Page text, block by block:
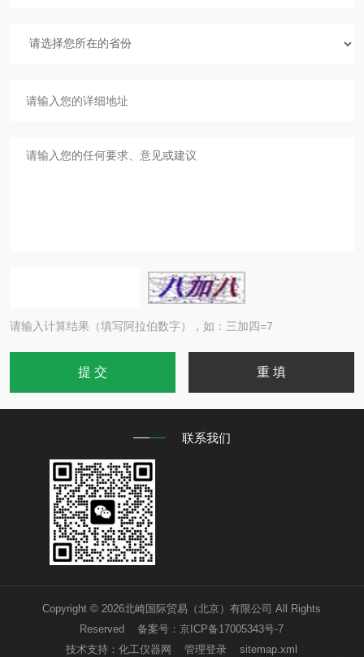
请输入计算结果（填写阿拉伯数字），如：三加四=7
联系我们
Copyright © 2026北崎国际贸易（北京）有限公司 All Rights
Reserved 备案号：京ICP备17005343号-7
技术支持：化工仪器网 管理登录 sitemap.xml